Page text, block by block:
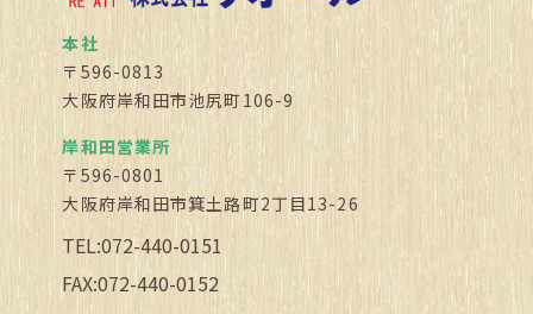
本社
〒596-0813
大阪府岸和田市池尻町106-9
岸和田営業所
〒596-0801
大阪府岸和田市箕土路町2丁目13-26
TEL:072-440-0151
FAX:072-440-0152